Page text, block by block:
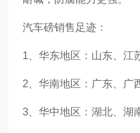
汽车磅销售足迹：
1、华东地区：山东、江
2、华南地区：广东、广
3、华中地区：湖北、湖